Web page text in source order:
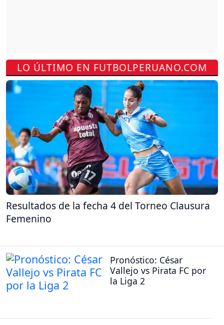
LO ÚLTIMO EN FUTBOLPERUANO.COM
Resultados de la fecha 4 del Torneo Clausura
Femenino
Pronóstico: César
Vallejo vs Pirata FC por
la Liga 2